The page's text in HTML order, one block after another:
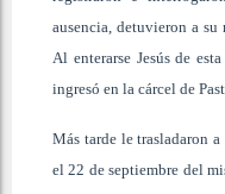
ausencia, detuvieron a su
Al enterarse Jesús de
ingresó en la cárcel de
Más tarde le trasladaron
el 22 de septiembre del